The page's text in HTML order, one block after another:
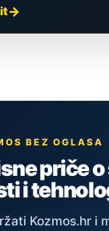
BEZ OGLASA
priče
i
Kozmos.hr i